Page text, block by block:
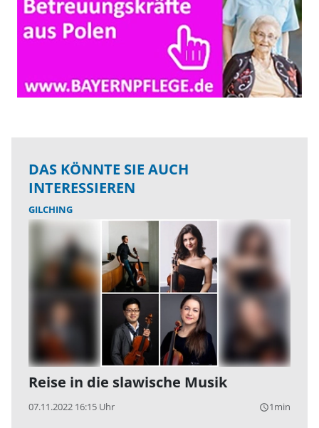
DAS KÖNNTE SIE AUCH
INTERESSIEREN
GILCHING
Reise in die slawische Musik
07.11.2022 16:15 Uhr query_builder1min